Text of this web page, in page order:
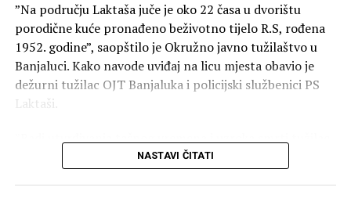
”Na području Laktaša juče je oko 22 časa u dvorištu
porodične kuće pronađeno beživotno tijelo R.S, rođena
1952. godine”, saopštilo je Okružno javno tužilaštvo u
Banjaluci. Kako navode uviđaj na licu mjesta obavio je
dežurni tužilac OJT Banjaluka i policijski službenici PS
Laktaši.
je naložio da se izvrši obdukcija beživotnog tijela koja će
NASTAVI ČITATI